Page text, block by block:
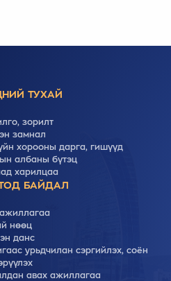
ТУХАЙ
зорилт
замнал
хорооны дарга, гишүүд
албаны бүтэц
харилцаа
БАЙДАЛ
нөөц
данс
урьдчилан сэргийлэх, соён
авах ажиллагаа